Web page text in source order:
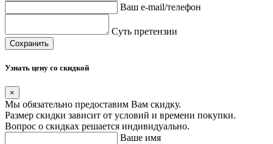
Ваш e-mail/телефон
Суть претензии
Сохранить
Узнать цену со скидкой
×
Мы обязательно предоставим Вам скидку.
Размер скидки зависит от условий и времени покупки.
Вопрос о скидках решается индивидуально.
Ваше имя